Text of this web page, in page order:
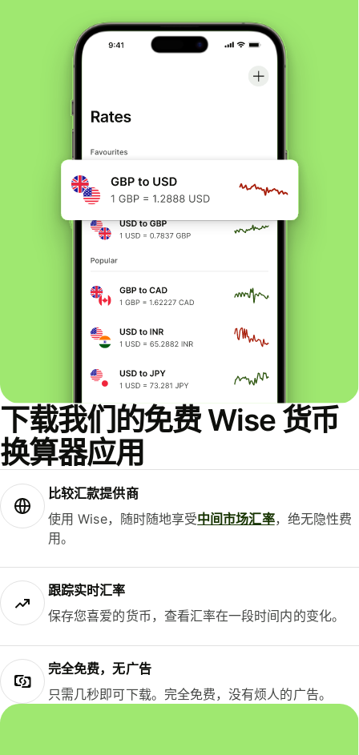
下载我们的免费 Wise 货币
换算器应用
比较汇款提供商
使用 Wise，随时随地享受中间市场汇率，绝无隐性费
用。
跟踪实时汇率
保存您喜爱的货币，查看汇率在一段时间内的变化。
完全免费，无广告
只需几秒即可下载。完全免费，没有烦人的广告。